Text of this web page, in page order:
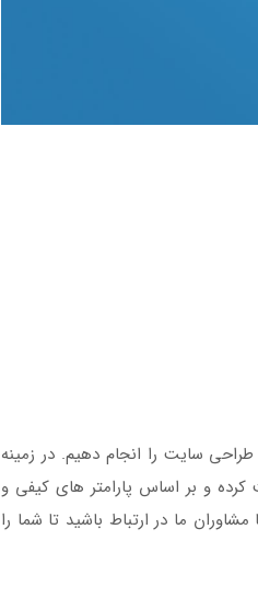
سایت را انجام دهیم. در زمینه
کرده و بر اساس پارامتر های کیفی و
ما در ارتباط باشید تا شما را